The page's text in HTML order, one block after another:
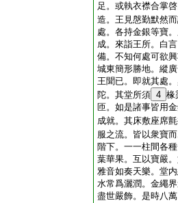
足。或執衣襟合掌
造。王見慇勤默然
處。各持金銀等寶
成。來詣王所。白
備。不知何處可欲
城東簡形勝地。縱
王聞已。即就其處
陀。其堂所須 4 椽
匝。如是諸事皆用
成就。其床敷座席
服之流。皆以衆寶
階下。一一柱間各
葉華果。互以寶嚴
雅音如奏天樂。堂
水常爲灑潤。金繩
盡世嚴飾。是時八